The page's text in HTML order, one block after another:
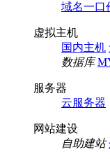
域名一口
虚拟主机
国内主机
数据库
服务器
云服务器
网站建设
自助建站